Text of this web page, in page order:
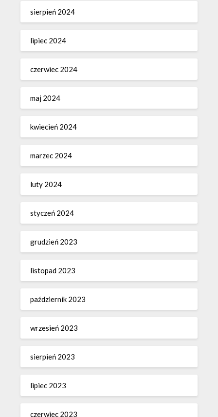
sierpień 2024
lipiec 2024
czerwiec 2024
maj 2024
kwiecień 2024
marzec 2024
luty 2024
styczeń 2024
grudzień 2023
listopad 2023
październik 2023
wrzesień 2023
sierpień 2023
lipiec 2023
czerwiec 2023